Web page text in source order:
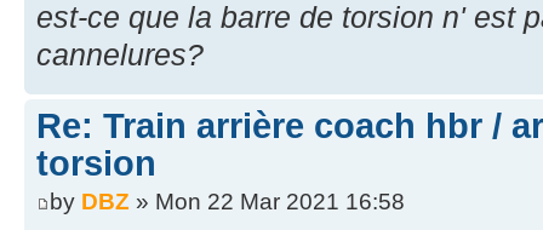
est-ce que la barre de torsion n' est
cannelures?
Re: Train arrière coach hbr /
torsion
by DBZ » Mon 22 Mar 2021 16:58